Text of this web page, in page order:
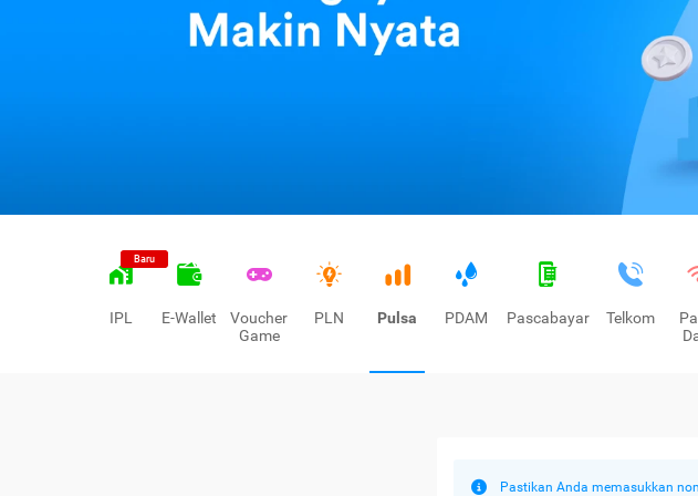
Baru
IPL E-Wallet
Voucher
Game
PLN Pulsa PDAM Pascabayar Telkom
Pastikan Anda memasukkan